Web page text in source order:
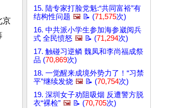
京
15. 陆专家打脸党魁:“共同富裕”有
结构性问题 🖼️ 📝 (71,575次)
16. 中共派小学生参加海参崴阅兵
式 全民愤怒 🖼️ 📝 (71,294次)
17. 触碰习逆鳞 魏凤和李尚福成祭
品 (70,869次)
18. 一觉醒来成境外势力了！“习禁
平”继续发烧 🖼️ 📝 (70,754次)
19. 深圳女子劝阻吸烟 反遭警方脱
衣“裸检” 🖼️ 📝 (70,705次)